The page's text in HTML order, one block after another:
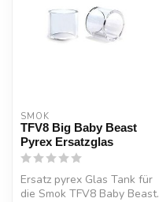
SMOK
TFV8 Big Baby Beast
Pyrex Ersatzglas
Ersatz pyrex Glas Tank für
die Smok TFV8 Baby Beast.